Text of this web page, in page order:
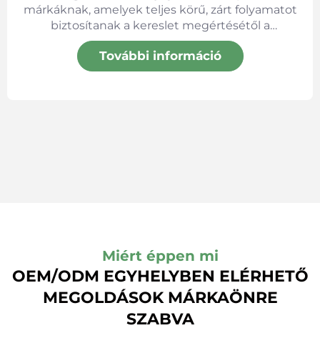
márkáknak, amelyek teljes körű, zárt folyamatot
biztosítanak a kereslet megértésétől a
késztermék szállításáig. A szabványosítást és
rugalmasságot ötvöző folyamattal segítjük a
márkákat a minőségi bőrápolási termékek
További információ
Miért éppen mi
OEM/ODM EGYHELYBEN ELÉRHETŐ
MEGOLDÁSOK MÁRKAÖNRE
SZABVA